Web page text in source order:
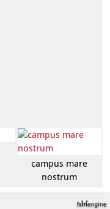
campus mare
nostrum